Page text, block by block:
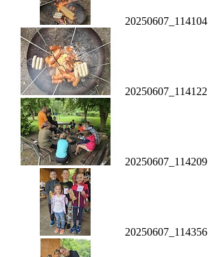
20250607_114104
20250607_114122
20250607_114209
20250607_114356